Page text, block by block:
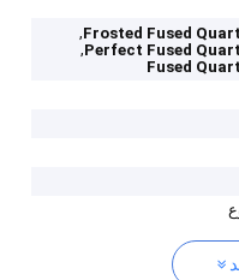
Frosted Fused
,
Perfect Fused
,
Fused